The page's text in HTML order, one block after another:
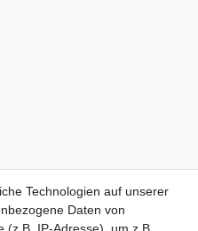
Technologien auf unserer
Daten von